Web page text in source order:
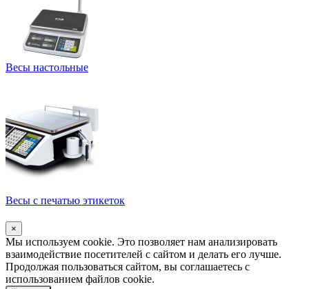
Весы настольные
Весы с печатью этикеток
×
Мы используем cookie. Это позволяет нам анализировать
взаимодействие посетителей с сайтом и делать его лучше.
Продолжая пользоваться сайтом, вы соглашаетесь с
использованием файлов cookie.